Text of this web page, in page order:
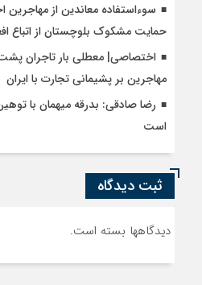
سوءاستفاده معاندین از مهاجرین
حمایت مشکوک بلوچستان از اتباع
اختصاصی| معطلی بار تاجران پشت
مهاجرین بر پشیمانی تجارت با ایران
رضا صادقی: بدرقه میهمان با
است
ثبت دیدگاه
دیدگاهها بسته است.